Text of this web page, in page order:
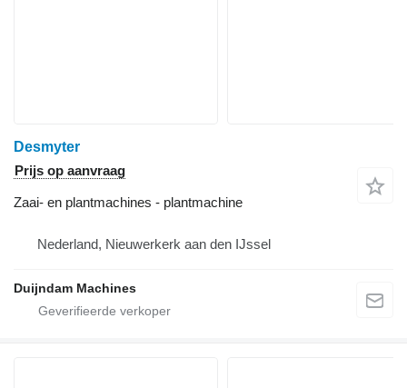
Desmyter
Prijs op aanvraag
Zaai- en plantmachines - plantmachine
Nederland, Nieuwerkerk aan den IJssel
Duijndam Machines